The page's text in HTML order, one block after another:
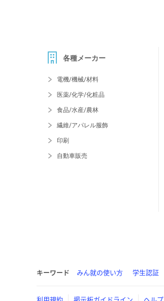
各種メーカー
電機/機械/材料
医薬/化学/化粧品
食品/水産/農林
繊維/アパレル服飾
印刷
自動車販売
キーワード みん就の使い方 学生認証